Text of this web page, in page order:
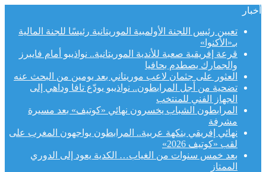
أخبار
تعيين رئيس اللجنة الأولمبية الموريتانية رئيسًا للجنة المالية
بـ«الأكنوا»
قرعة إفريقية صعبة للأندية الموريتانية.. نواذيبو أمام فايبرز
والجمارك يصطدم بحافيا
العثور على جثمان لاعب موريتاني بعد يومين من البحث عنه
تضحية من أجل المرابطون.. نواذيبو يودّع تافا وداهي إلى
الجهاز الفني للمنتخب
المرابطون الشباب يخسرون نهائي «كوتيف» بعد مسيرة
مشرفة
نهائي إفريقي بنكهة عربية.. المرابطون يواجهون المغرب على
لقب «كوتيف 2026»
بعد خمس سنوات من الغياب… الكدية يعود إلى الدوري
الممتاز